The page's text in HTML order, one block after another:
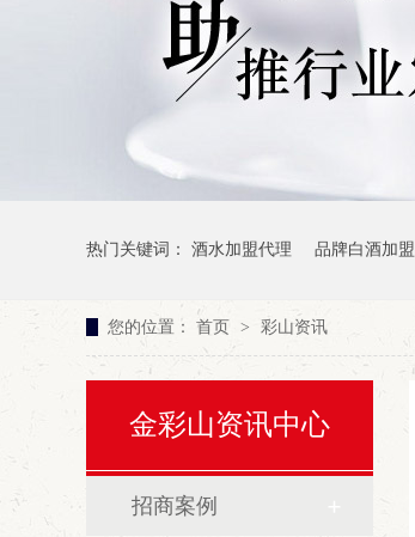
热门关键词： 酒水加盟代理 品牌白酒加盟
您的位置： 首页 > 彩山资讯
金彩山资讯中心
招商案例